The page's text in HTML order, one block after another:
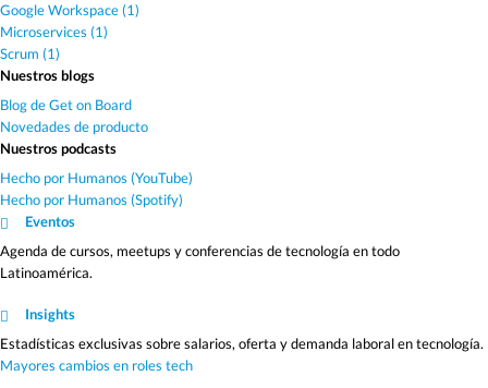
Google Workspace (1)
Microservices (1)
Scrum (1)
Nuestros blogs
Blog de Get on Board
Novedades de producto
Nuestros podcasts
Hecho por Humanos (YouTube)
Hecho por Humanos (Spotify)
Eventos
Agenda de cursos, meetups y conferencias de tecnología en todo
Latinoamérica.
Insights
Estadísticas exclusivas sobre salarios, oferta y demanda laboral en tecnología.
Mayores cambios en roles tech